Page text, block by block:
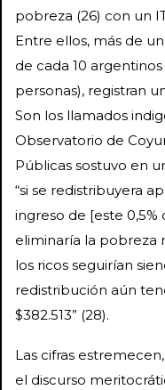
pobreza (26) con un
Entre ellos, más de
de cada 10
personas), registran
Son los llamados
Observatorio de
Públicas sostuvo en
“si se redistribuyera
ingreso de [este
eliminaría la pobreza
los ricos seguirían
redistribución aún
$382.513” (28).
Las cifras
el discurso